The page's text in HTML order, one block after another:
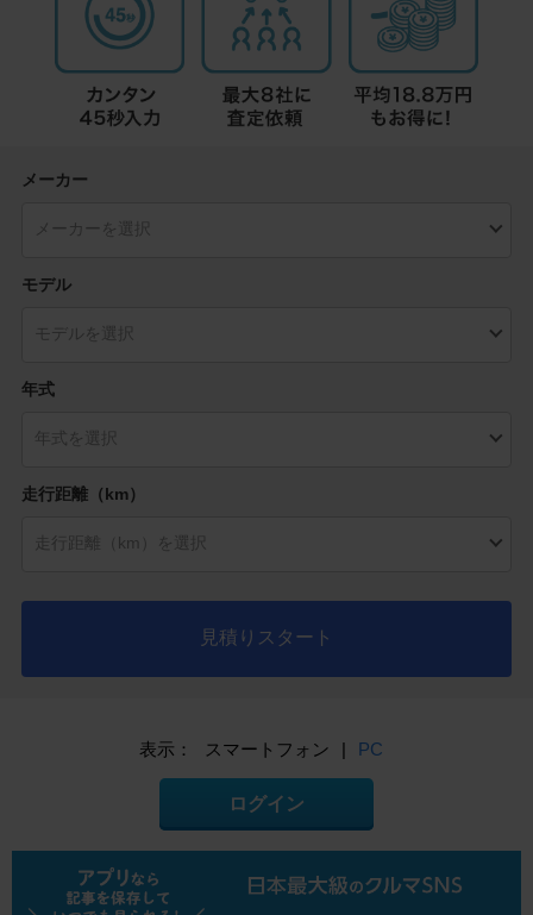
メーカー
モデル
年式
走行距離（km）
見積りスタート
表示： スマートフォン | PC
ログイン